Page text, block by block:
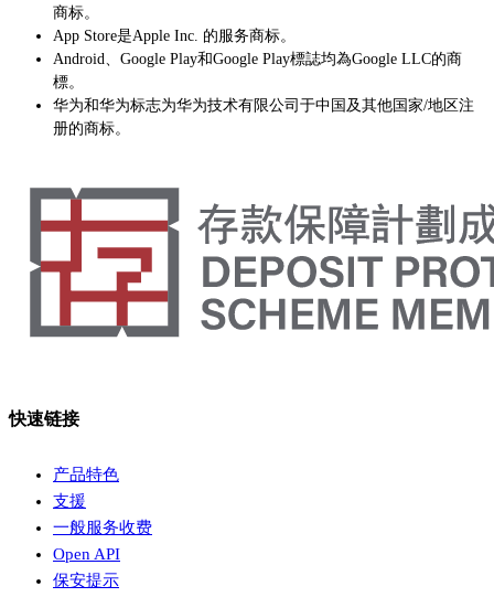
商标。
App Store是Apple Inc. 的服务商标。
Android、Google Play和Google Play標誌均為Google LLC的商
標。
华为和华为标志为华为技术有限公司于中国及其他国家/地区注
册的商标。
快速链接
产品特色
支援
一般服务收费
Open API
保安提示